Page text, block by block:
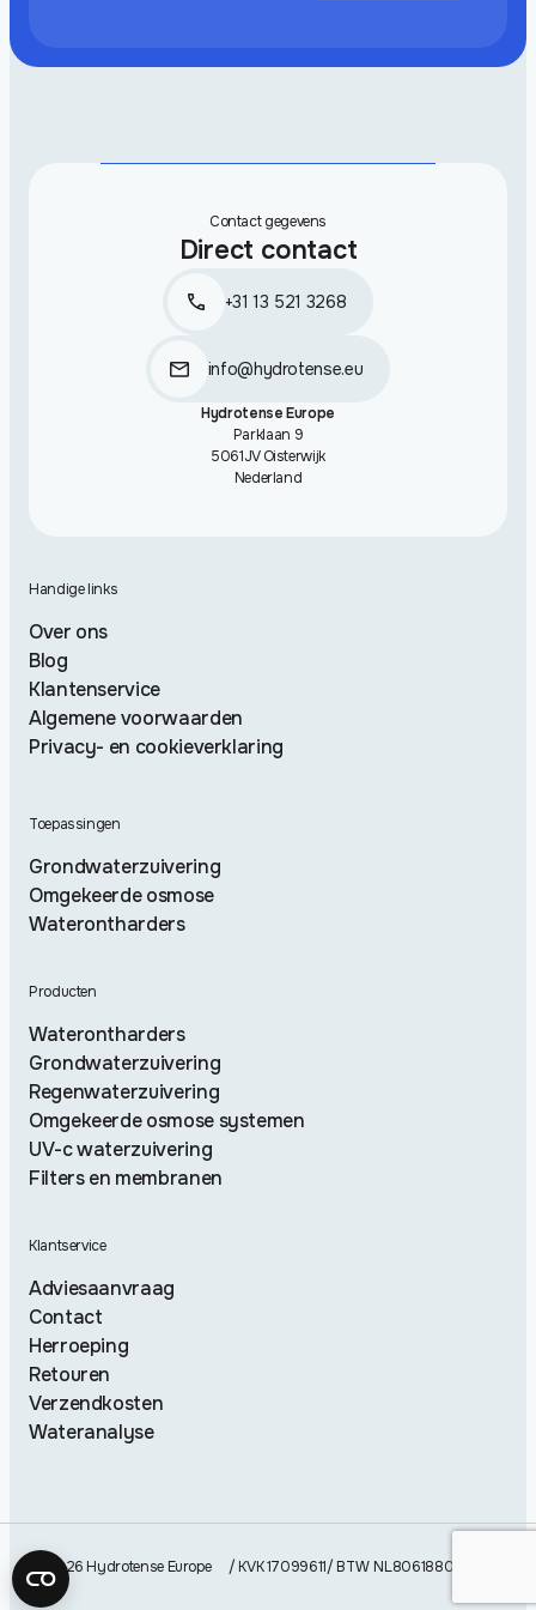
Contact gegevens
Direct contact
+31 13 521 3268
info@hydrotense.eu
Hydrotense Europe
Parklaan 9
5061JV Oisterwijk
Nederland
Handige links
Over ons
Blog
Klantenservice
Algemene voorwaarden
Privacy- en cookieverklaring
Toepassingen
Grondwaterzuivering
Omgekeerde osmose
Waterontharders
Producten
Waterontharders
Grondwaterzuivering
Regenwaterzuivering
Omgekeerde osmose systemen
UV-c waterzuivering
Filters en membranen
Klantservice
Adviesaanvraag
Contact
Herroeping
Retouren
Verzendkosten
Wateranalyse
© 2026 Hydrotense Europe / KVK 17099611/ BTW NL806188091B01